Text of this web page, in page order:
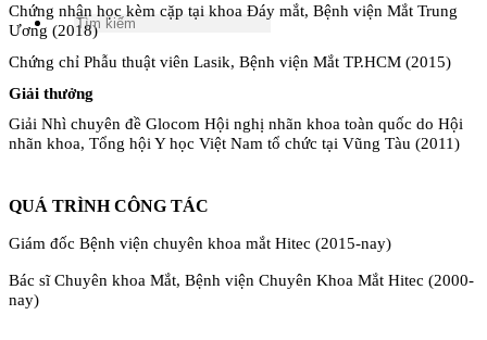
Chứng nhận học kèm cặp tại khoa Đáy mắt, Bệnh viện Mắt Trung
Ương (2018)
Chứng chỉ Phẫu thuật viên Lasik, Bệnh viện Mắt TP.HCM (2015)
Giải thưởng
Giải Nhì chuyên đề Glocom Hội nghị nhãn khoa toàn quốc do Hội
nhãn khoa, Tổng hội Y học Việt Nam tổ chức tại Vũng Tàu (2011)
QUÁ TRÌNH CÔNG TÁC
Giám đốc Bệnh viện chuyên khoa mắt Hitec (2015-nay)
Bác sĩ Chuyên khoa Mắt, Bệnh viện Chuyên Khoa Mắt Hitec (2000-
nay)